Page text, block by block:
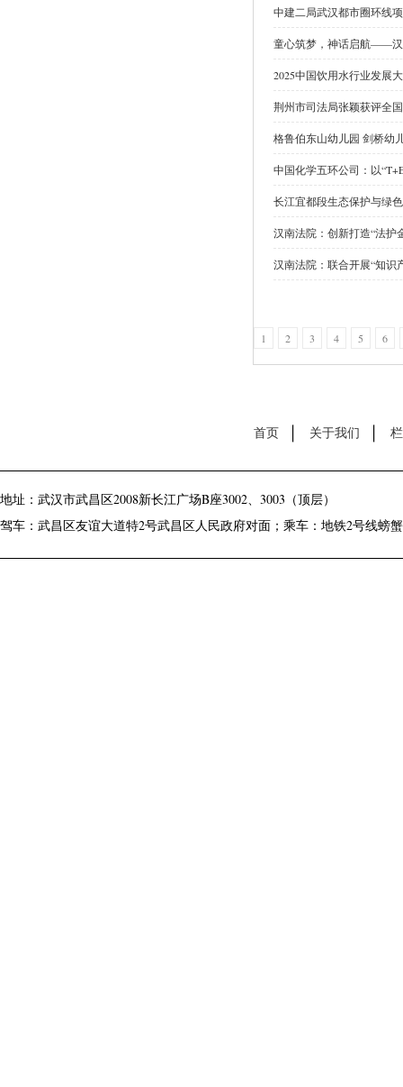
中建二局武汉都市圈环线
童心筑梦，神话启航——汉
2025中国饮用水行业发展
荆州市司法局张颖获评全
格鲁伯东山幼儿园 剑桥幼
中国化学五环公司：以
长江宜都段生态保护与绿
汉南法院：创新打造“法护
汉南法院：联合开展“知识
1 2 3 4 5 6
首页 关于我们
地址：武汉市武昌区2008新长江广场B座3002、3003（顶层）
驾车：武昌区友谊大道特2号武昌区人民政府对面；乘车：地铁2号线螃